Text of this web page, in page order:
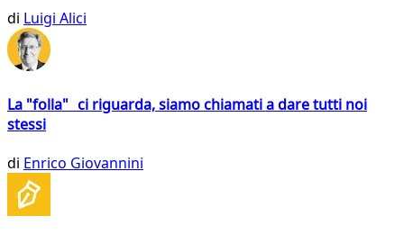
di Luigi Alici
La "folla" ci riguarda, siamo chiamati a dare tutti noi
stessi
di Enrico Giovannini